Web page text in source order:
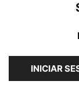
INICIAR